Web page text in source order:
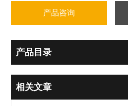
产品咨询
产品目录
相关文章